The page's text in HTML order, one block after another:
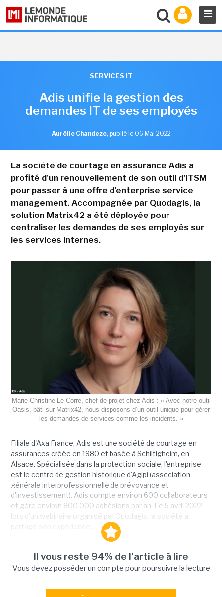
SERVICES IT
Adis unifie la gestion des
demandes IT de ses employés
Aurélie Chandeze, publié le 06 Mai 2022
La société de courtage en assurance Adis a
profité d'un renouvellement de son outil d'ITSM
pour passer à une offre d'enterprise service
management. Accompagnée par Quodagis, la
solution Matrix42 a été déployée pour
centraliser les demandes de ses employés sur
les services internes.
Marie-Christine Le Corre, chef de projet chez Adis : « Avec notre outil
Oasis, bâti sur Matrix42, nous disposons d’un outil unique pour gérer
les demandes de services comme les incidents. »
Filiale d'Axa France, Adis est une société de courtage en
assurances créée en 1980 et basée à Schiltigheim, en
Alsace. Spécialisée dans la protection sociale, l'entreprise
est le centre de gestion historique d'Agipi (association
générale interprofessionnelle de prévoyance et
d'investissement). Adis compte environ 600 collaborateurs
et gère environ 800 000 adhésions par an. Le 5 avril 2022,
lors d'un webinaire organisé par Quodagis, la société a
Il vous reste 94% de l'article à lire
Vous devez posséder un compte pour poursuivre la lecture